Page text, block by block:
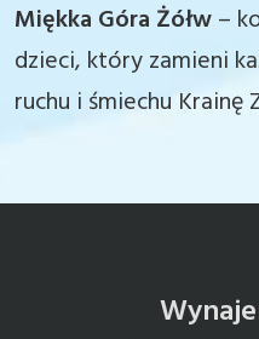
Miękka Góra Żółw–
dzieci, który zamieni
ruchu i śmiechu Krainę